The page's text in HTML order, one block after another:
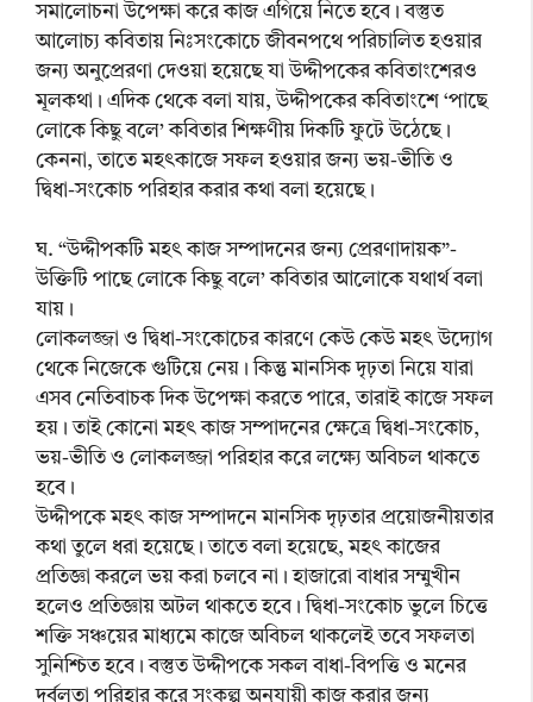
সমালোচনা উপেক্ষা করে কাজ এগিয়ে নিতে হবে। বস্তুত
আলোচ্য কবিতায় নিঃসংকোচে জীবনপথে পরিচালিত হওয়ার
জন্য অনুপ্রেরণা দেওয়া হয়েছে যা উদ্দীপকের কবিতাংশেরও
মূলকথা। এদিক থেকে বলা যায়, উদ্দীপকের কবিতাংশে ‘পাছে
লোকে কিছু বলে’ কবিতার শিক্ষণীয় দিকটি ফুটে উঠেছে।
কেননা, তাতে মহৎকাজে সফল হওয়ার জন্য ভয়-ভীতি ও
দ্বিধা-সংকোচ পরিহার করার কথা বলা হয়েছে।
ঘ. “উদ্দীপকটি মহৎ কাজ সম্পাদনের জন্য প্রেরণাদায়ক”-
উক্তিটি পাছে লোকে কিছু বলে’ কবিতার আলোকে যথার্থ বলা
যায়।
লোকলজ্জা ও দ্বিধা-সংকোচের কারণে কেউ কেউ মহৎ উদ্যোগ
থেকে নিজেকে গুটিয়ে নেয়। কিন্তু মানসিক দৃঢ়তা নিয়ে যারা
এসব নেতিবাচক দিক উপেক্ষা করতে পারে, তারাই কাজে সফল
হয়। তাই কোনো মহৎ কাজ সম্পাদনের ক্ষেত্রে দ্বিধা-সংকোচ,
ভয়-ভীতি ও লোকলজ্জা পরিহার করে লক্ষ্যে অবিচল থাকতে
হবে।
উদ্দীপকে মহৎ কাজ সম্পাদনে মানসিক দৃঢ়তার প্রয়োজনীয়তার
কথা তুলে ধরা হয়েছে। তাতে বলা হয়েছে, মহৎ কাজের
প্রতিজ্ঞা করলে ভয় করা চলবে না। হাজারো বাধার সম্মুখীন
হলেও প্রতিজ্ঞায় অটল থাকতে হবে। দ্বিধা-সংকোচ ভুলে চিত্তে
শক্তি সঞ্চয়ের মাধ্যমে কাজে অবিচল থাকলেই তবে সফলতা
সুনিশ্চিত হবে। বস্তুত উদ্দীপকে সকল বাধা-বিপত্তি ও মনের
দুর্বলতা পরিহার করে সংকল্প অনুযায়ী কাজ করার জন্য